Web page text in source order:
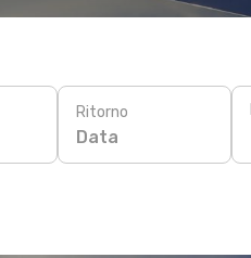
Ritorno
Data